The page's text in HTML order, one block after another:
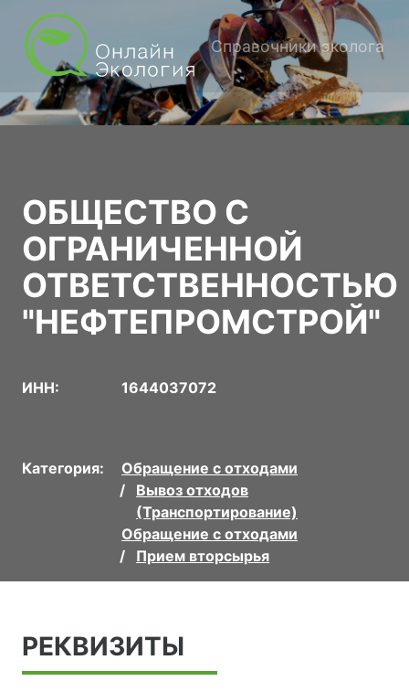
Справочники эколога
ОБЩЕСТВО С
ОГРАНИЧЕННОЙ
ОТВЕТСТВЕННОСТЬЮ
"НЕФТЕПРОМСТРОЙ"
ИНН: 1644037072
Категория:
Обращение с отходами
Вывоз отходов
(Транспортирование)
Обращение с отходами
Прием вторсырья
РЕКВИЗИТЫ